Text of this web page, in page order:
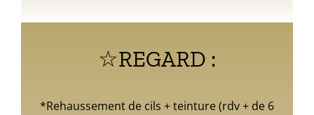
☆REGARD :
*Rehaussement de cils + teinture (rdv + de 6